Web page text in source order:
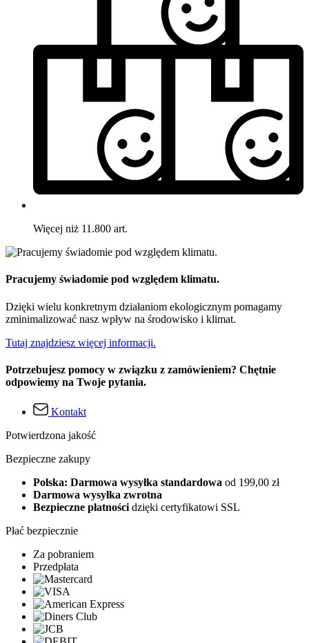
Więcej niż 11.800 art.
Pracujemy świadomie pod względem klimatu.
Dzięki wielu konkretnym działaniom ekologicznym pomagamy
zminimalizować nasz wpływ na środowisko i klimat.
Tutaj znajdziesz więcej informacji.
Potrzebujesz pomocy w związku z zamówieniem? Chętnie
odpowiemy na Twoje pytania.
Kontakt
Potwierdzona jakość
Bezpieczne zakupy
Polska: Darmowa wysyłka standardowa od 199,00 zł
Darmowa wysyłka zwrotna
Bezpieczne płatności dzięki certyfikatowi SSL
Płać bezpiecznie
Za pobraniem
Przedpłata